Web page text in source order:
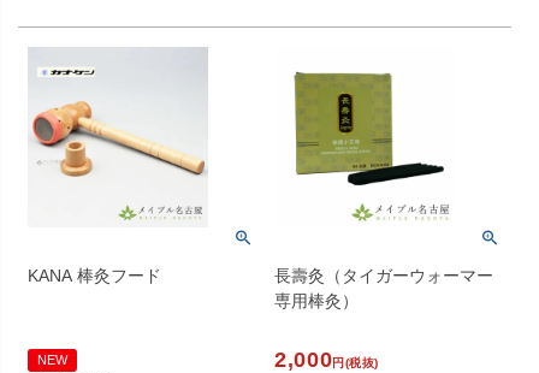
KANA 棒灸フード
NEW
長壽灸（タイガーウォーマー
専用棒灸）
2,000円(税抜)